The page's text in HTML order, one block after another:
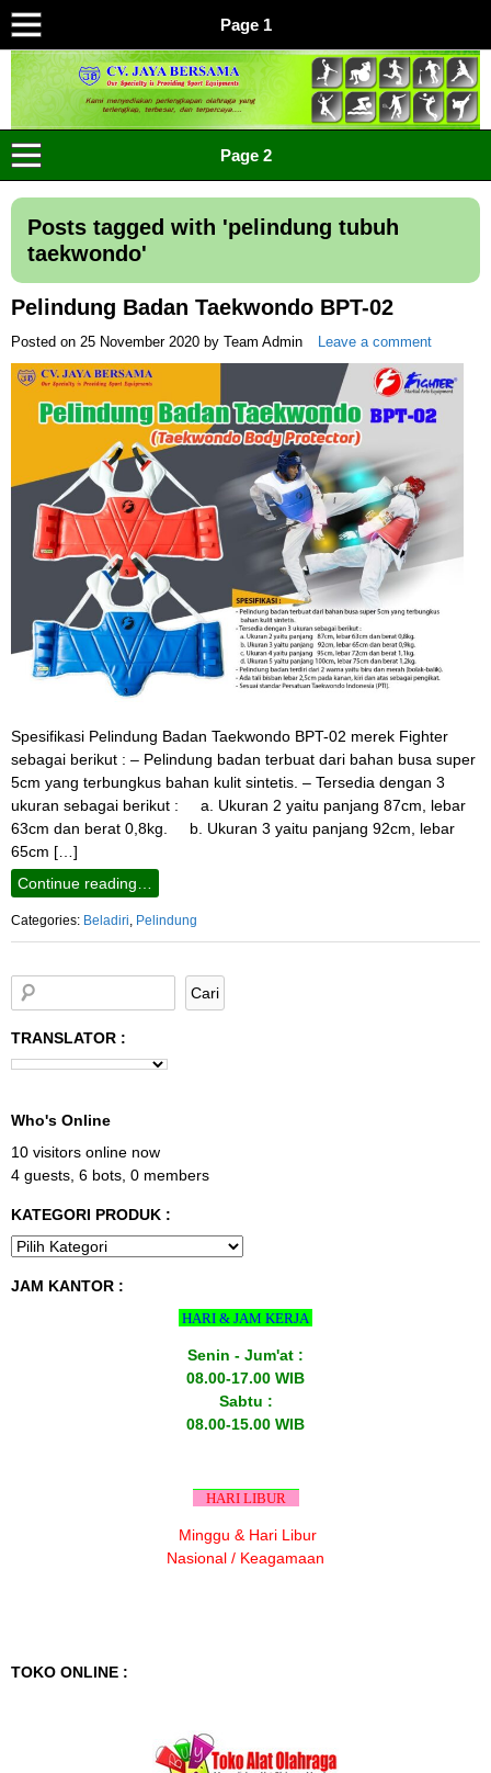
Page 1
CV JAYA BERSAMA Co Id
Menyediakan Semua Perlengkapan Olahraga Yang
Page 2
Posts tagged with 'pelindung tubuh
taekwondo'
Pelindung Badan Taekwondo BPT-02
Posted on 25 November 2020 by Team Admin Leave a comment
Spesifikasi Pelindung Badan Taekwondo BPT-02 merek Fighter
sebagai berikut : – Pelindung badan terbuat dari bahan busa super
5cm yang terbungkus bahan kulit sintetis. – Tersedia dengan 3
ukuran sebagai berikut : a. Ukuran 2 yaitu panjang 87cm, lebar
63cm dan berat 0,8kg. b. Ukuran 3 yaitu panjang 92cm, lebar
65cm […]
Continue reading…
Categories: Beladiri Pelindung
TRANSLATOR :
Who's Online
10 visitors online now
4 guests, 6 bots, 0 members
KATEGORI PRODUK :
JAM KANTOR :
HARI & JAM KERJA
Senin - Jum'at :
08.00-17.00 WIB
Sabtu :
08.00-15.00 WIB
HARI LIBUR
Minggu & Hari Libur
Nasional / Keagamaan
TOKO ONLINE :